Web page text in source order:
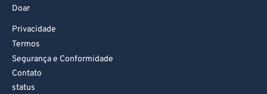
Doar
Privacidade
Termos
Segurança e Conformidade
Contato
status